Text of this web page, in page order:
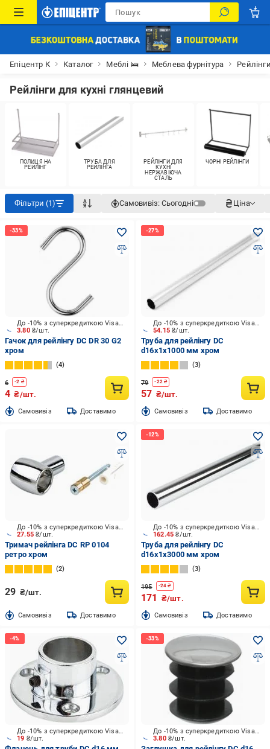
Епіцентр К Каталог Меблі 🛌 Меблева фурнітура
Рейлінги для кухні глянцевий
ПОЛИЦЯ НА
РЕЙЛІНГ
ТРУБА ДЛЯ
РЕЙЛІНГА
РЕЙЛІНГИ ДЛЯ
КУХНІ
НЕРЖАВІЮЧА
СТАЛЬ
ЧОРНІ РЕЙЛІНГИ
Фільтри (1) Самовивіз: Сьогодні Ціна
3.80 ₴/шт.
До -10% з суперкредиткою Visa Вигода
Гачок для рейлінгу DC DR 30 G2
хром
4
6 -2 ₴
4 ₴/шт.
Cамовивіз Доставимо
54.15₴/шт.
До -10% з суперкредиткою Visa Вигода
Труба для рейлінгу DC
d16x1x1000 мм хром
3
79 -22₴
57 ₴/шт.
Cамовивіз Доставимо
27.55₴/шт.
До -10% з суперкредиткою Visa Вигода
Тримач рейлінга DC RP 0104
ретро хром
2
29 ₴/шт.
Cамовивіз Доставимо
162.45₴/шт.
До -10% з суперкредиткою Visa Вигода
Труба для рейлінгу DC
d16x1x3000 мм хром
3
195 -24 ₴
171 ₴/шт.
Cамовивіз Доставимо
19 ₴/шт.
До -10% з суперкредиткою Visa Вигода
3.80 ₴/шт.
До -10% з суперкредиткою Visa Вигода